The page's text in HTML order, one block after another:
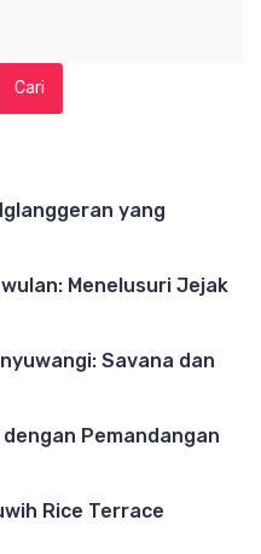
Cari
yang
Menelusuri Jejak
Savana dan
Pemandangan
Rice Terrace